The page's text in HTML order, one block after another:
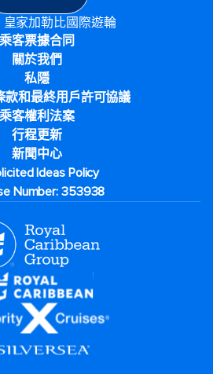
家加勒比國際遊輪
乘客票據合同
關於我們
私隱
款和最終用戶許可協議
乘客權利法案
行程更新
新聞中心
Ideas Policy
Number: 353938